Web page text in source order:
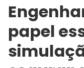
papel